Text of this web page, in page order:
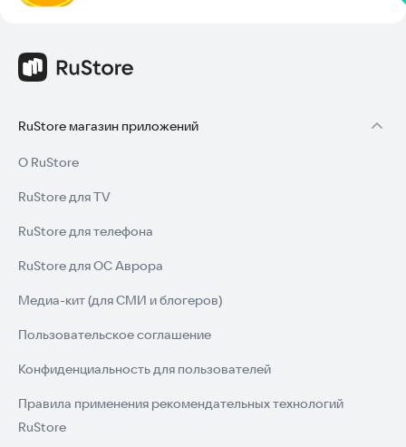
RuStore магазин приложений
О RuStore
RuStore для TV
RuStore для телефона
RuStore для ОС Аврора
Медиа-кит (для СМИ и блогеров)
Пользовательское соглашение
Конфиденциальность для пользователей
Правила применения рекомендательных технологий
RuStore